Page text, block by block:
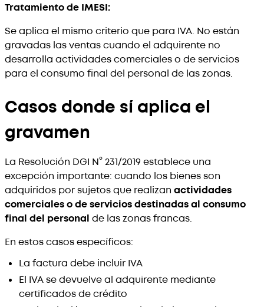
Tratamiento de IMESI:
Se aplica el mismo criterio que para IVA. No están
gravadas las ventas cuando el adquirente no
desarrolla actividades comerciales o de servicios
para el consumo final del personal de las zonas.
Casos donde sí aplica el
gravamen
La Resolución DGI N° 231/2019 establece una
excepción importante: cuando los bienes son
adquiridos por sujetos que realizan actividades
comerciales o de servicios destinadas al consumo
final del personal de las zonas francas.
En estos casos específicos:
La factura debe incluir IVA
El IVA se devuelve al adquirente mediante
certificados de crédito